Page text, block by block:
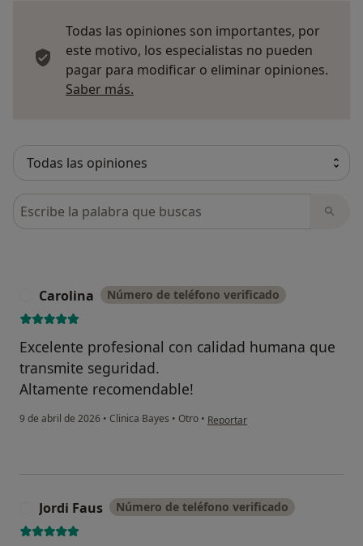
Todas las opiniones son importantes, por
este motivo, los especialistas no pueden
pagar para modificar o eliminar opiniones.
Saber más.
Busca en opiniones
Carolina Número de teléfono verificado
Excelente profesional con calidad humana que
transmite seguridad.
Altamente recomendable!
9 de abril de 2026 • Clinica Bayes • Otro • en opinión del usuario Carolina
Reportar
Jordi Faus Número de teléfono verificado